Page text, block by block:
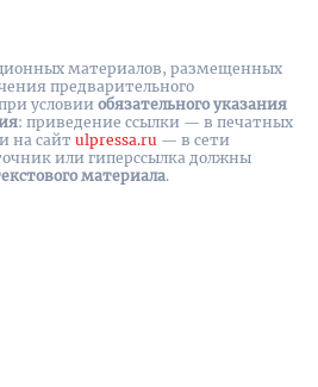
материалов, размещенных
предварительного
условии обязательного указания
: приведение ссылки — в печатных
на cайт ulpressa.ru — в сети
или гиперссылка должны
материала.